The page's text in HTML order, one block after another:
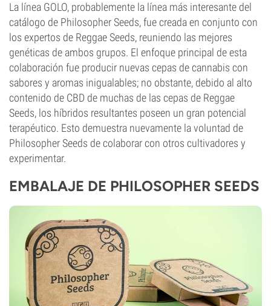
La línea GOLO, probablemente la línea más interesante del
catálogo de Philosopher Seeds, fue creada en conjunto con
los expertos de Reggae Seeds, reuniendo las mejores
genéticas de ambos grupos. El enfoque principal de esta
colaboración fue producir nuevas cepas de cannabis con
sabores y aromas inigualables; no obstante, debido al alto
contenido de CBD de muchas de las cepas de Reggae
Seeds, los híbridos resultantes poseen un gran potencial
terapéutico. Esto demuestra nuevamente la voluntad de
Philosopher Seeds de colaborar con otros cultivadores y
experimentar.
EMBALAJE DE PHILOSOPHER SEEDS